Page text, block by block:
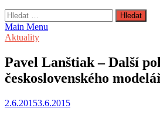
Vyhledávání
Main Menu
Aktuality
Pavel Lanštiak – Další
československého
2.6.20153.6.2015